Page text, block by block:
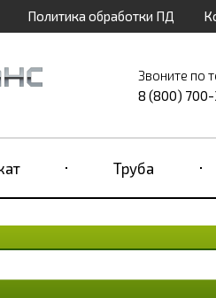
Политика обработки ПД
Звоните по
8 (800)
Труба